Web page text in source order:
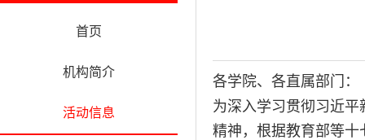
首页
机构简介
活动信息
各学院、各直属部门：
为深入学习贯彻习近
精神，根据教育部等